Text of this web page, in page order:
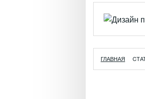
ГЛАВНАЯ